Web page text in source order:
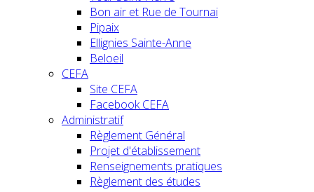
Bon air et Rue de Tournai
Pipaix
Ellignies Sainte-Anne
Beloeil
CEFA
Site CEFA
Facebook CEFA
Administratif
Règlement Général
Projet d'établissement
Renseignements pratiques
Règlement des études